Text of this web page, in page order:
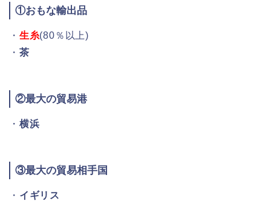
①おもな輸出品
・ 生糸(80％以上)
・ 茶
②最大の貿易港
・ 横浜
③最大の貿易相手国
・ イギリス